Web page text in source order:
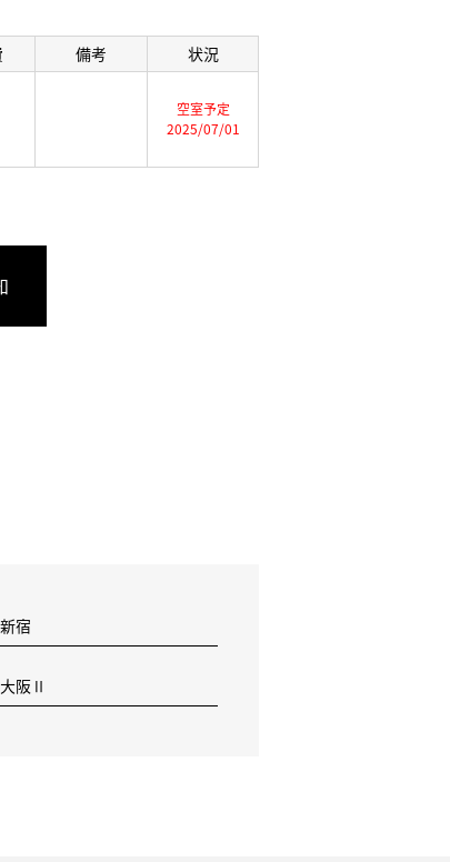
備考 状況
空室予定
2025/07/01
宿
阪Ⅱ